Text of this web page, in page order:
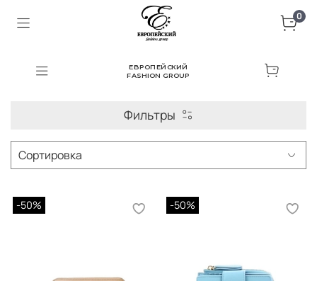
0
ЕВРОПЕЙСКИЙ
FASHION GROUP
Фильтры
-50% -50%